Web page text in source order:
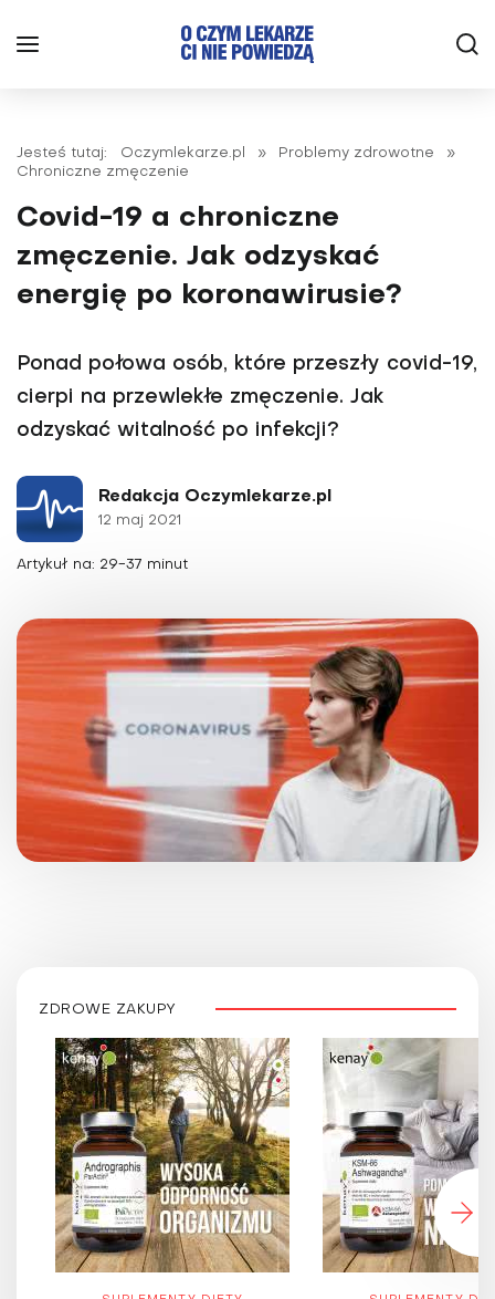
Jesteś tutaj: Oczymlekarze.pl » Problemy zdrowotne
»
Chroniczne zmęczenie
Covid-19 a chroniczne
zmęczenie. Jak odzyskać
energię po koronawirusie?
Ponad połowa osób, które przeszły covid-19,
cierpi na przewlekłe zmęczenie. Jak
odzyskać witalność po infekcji?
Redakcja Oczymlekarze.pl
12 maj 2021
Artykuł na: 29-37 minut
ZDROWE ZAKUPY